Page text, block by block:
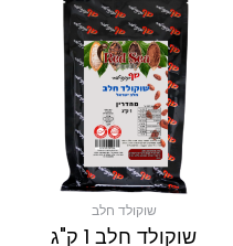
שוקולד חלב
שוקולד חלב 1 ק"ג